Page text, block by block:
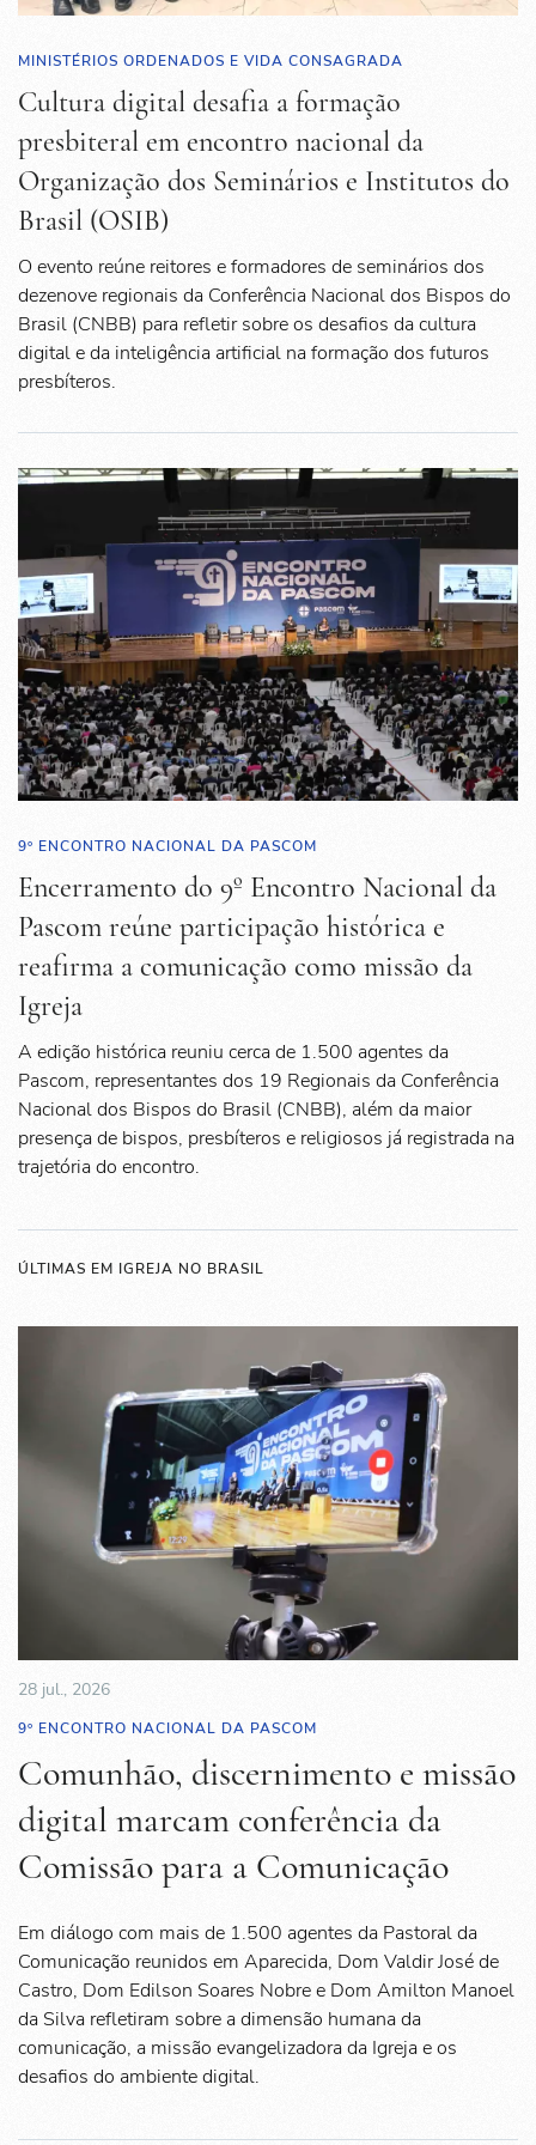
MINISTÉRIOS ORDENADOS E VIDA CONSAGRADA
Cultura digital desafia a formação
presbiteral em encontro nacional da
Organização dos Seminários e Institutos do
Brasil (OSIB)
O evento reúne reitores e formadores de seminários dos
dezenove regionais da Conferência Nacional dos Bispos do
Brasil (CNBB) para refletir sobre os desafios da cultura
digital e da inteligência artificial na formação dos futuros
presbíteros.
9º ENCONTRO NACIONAL DA PASCOM
Encerramento do 9º Encontro Nacional da
Pascom reúne participação histórica e
reafirma a comunicação como missão da
Igreja
A edição histórica reuniu cerca de 1.500 agentes da
Pascom, representantes dos 19 Regionais da Conferência
Nacional dos Bispos do Brasil (CNBB), além da maior
presença de bispos, presbíteros e religiosos já registrada na
trajetória do encontro.
ÚLTIMAS EM IGREJA NO BRASIL
28 jul., 2026
9º ENCONTRO NACIONAL DA PASCOM
Comunhão, discernimento e missão
digital marcam conferência da
Comissão para a Comunicação
Em diálogo com mais de 1.500 agentes da Pastoral da
Comunicação reunidos em Aparecida, Dom Valdir José de
Castro, Dom Edilson Soares Nobre e Dom Amilton Manoel
da Silva refletiram sobre a dimensão humana da
comunicação, a missão evangelizadora da Igreja e os
desafios do ambiente digital.